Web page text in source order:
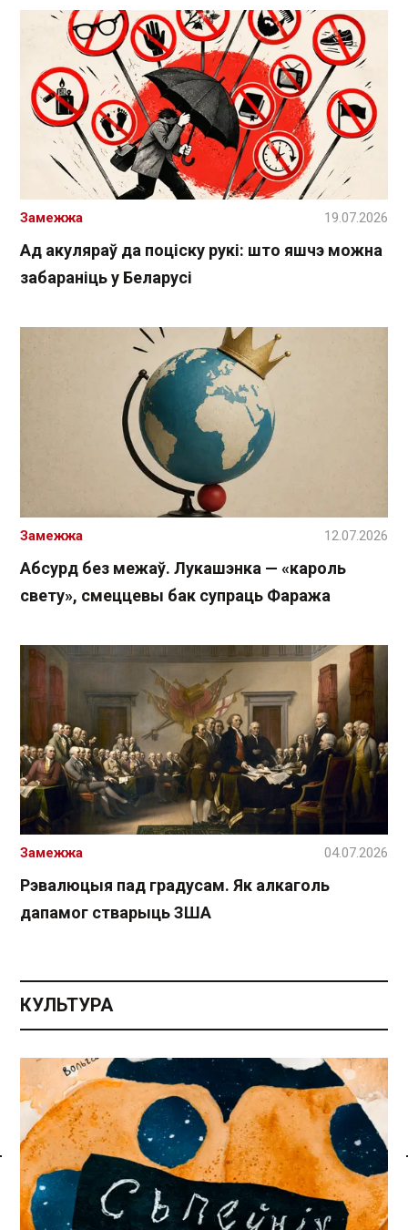
Спасылка без VPN
Ад акуляраў да поціску рукі: што яшчэ можна
забараніць у Беларусі
Замежжа 19.07.2026
Абсурд без межаў. Лукашэнка — «кароль
свету», смеццевы бак супраць Фаража
Замежжа 12.07.2026
Рэвалюцыя пад градусам. Як алкаголь
дапамог стварыць ЗША
Замежжа 04.07.2026
КУЛЬТУРА